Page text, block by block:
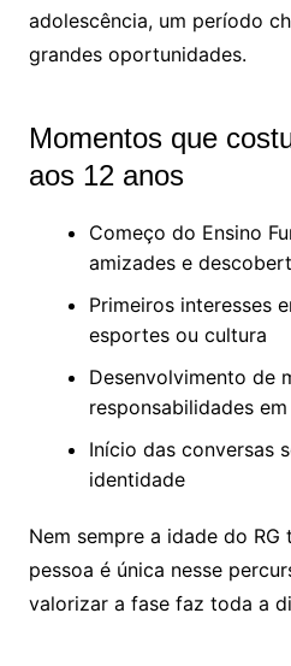
adolescência, um período
grandes oportunidades.
Momentos que
aos 12 anos
Começo do Ensino
amizades e
Primeiros interesses
esportes ou cultura
Desenvolvimento de
responsabilidades em
Início das conversas
identidade
Nem sempre a idade do
pessoa é única nesse
valorizar a fase faz toda a